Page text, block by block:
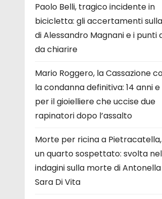
Paolo Belli, tragico incidente in
bicicletta: gli accertamenti
di Alessandro Magnani e i punti
da chiarire
Mario Roggero, la Cassazione
la condanna definitiva: 14 anni e
per il gioielliere che uccise due
rapinatori dopo l’assalto
Morte per ricina a
un quarto sospettato: svolta
indagini sulla morte di Antonella
Sara Di Vita